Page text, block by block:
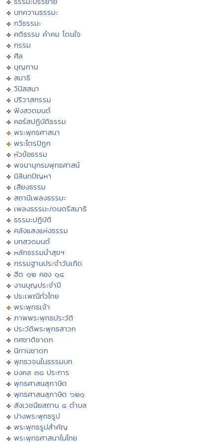
บทความธรรมะ
กวีธรรมะ
คติธรรม คำคม โดนใจ
กรรม
ศีล
บุญทาน
สมาธิ
วิปัสสนา
ปริวาสกรรม
ฟังสวดมนต์
คอร์สปฏิบัติธรรม
พระพุทธศาสนา
พระไตรปิฏก
หัวข้อธรรม
พจนานุกรมพุทธศาสน์
มิลินทปัญหา
เสียงธรรม
สถานีเพลงธรรมะ
เพลงธรรมะ/ดนตรีสมาธิ
ธรรมะปฏิบัติ
คลังแสงแห่งธรรม
บทสวดมนต์
หลักธรรมนำสุขฯ
กรรมฐานประจำวันเกิด
ฮีต ๑๒ คอง ๑๔
งานบุญประจำปี
ประเพณีทั่วไทย
พระพุทธเจ้า
ภาพพระพุทธประวัติ
ประวัติพระพุทธสาวก
ทศชาติชาดก
นิทานชาดก
พุทธวจนในธรรมบท
มงคล ๓๘ ประการ
พุทธศาสนสุภาษิต
พุทธศาสนสุภาษิต ๖๒๑
สังเวชนียสถาน ๔ ตำบล
ปางพระพุทธรูป
พระพุทธรูปสำคัญ
พระพุทธศาสนาในไทย